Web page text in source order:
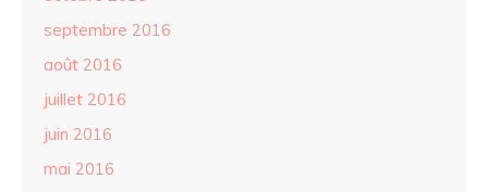
septembre 2016
août 2016
juillet 2016
juin 2016
mai 2016